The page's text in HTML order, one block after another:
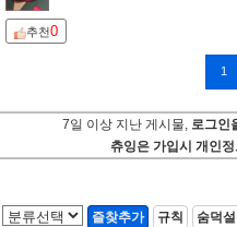
추천0
1
7일 이상 지난 게시물, 로그인
츄잉은 가입시 개인
즐찾추가 규칙 숨덕